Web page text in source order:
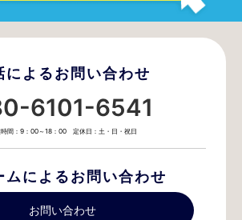
によるお問い合わせ
6101-6541
時間：9：00～18：00 定休日：土・日・祝日
ムによるお問い合わせ
お問い合わせ